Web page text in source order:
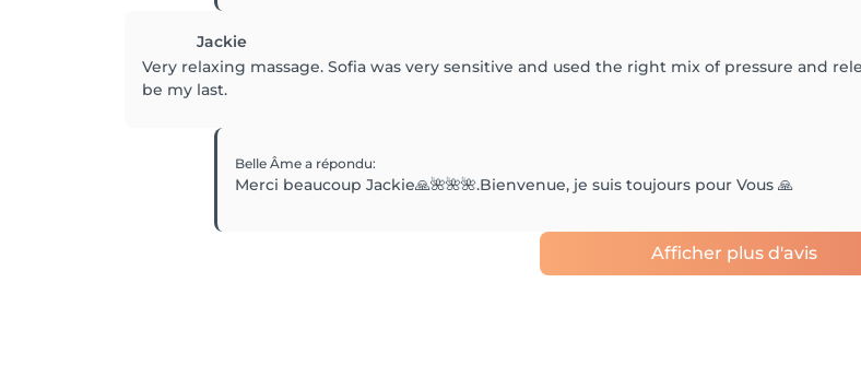
Jackie
Very relaxing massage. Sofia was very sensitive and used the right mix of pressure and
be my last.
Belle Âme a répondu:
Merci beaucoup Jackie🙏🌺🌺🌺.Bienvenue, je suis toujours pour Vous 🙏
Afficher plus d'avis